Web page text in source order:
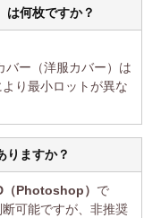
は何枚ですか？
バー（洋服カバー）は
り最小ロットが異な
りますか？
Photoshop） で
可能ですが、非推奨